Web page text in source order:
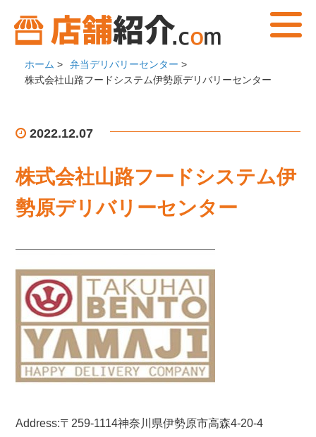
ホーム > 弁当デリバリーセンター >
株式会社山路フードシステム伊勢原デリバリーセンター
2022.12.07
株式会社山路フードシステム伊
勢原デリバリーセンター
Address:〒259-1114神奈川県伊勢原市高森4-20-4